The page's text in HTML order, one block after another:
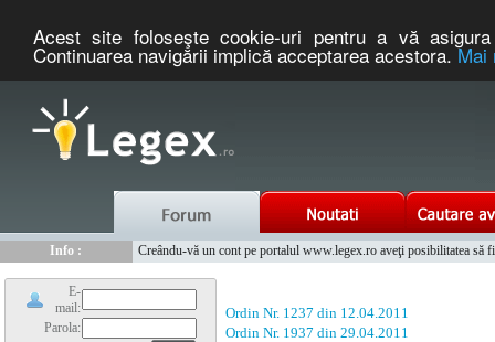
Acest site foloseşte cookie-uri pentru a vă
Continuarea navigării implică acceptarea acestora.Mai
Info :
Creându-vă un cont pe portalul www.legex.ro aveţi posibilitatea să
E-
mail:
Parola:
Ordin Nr. 1237 din 12.04.2011
Ordin Nr. 1937 din 29.04.2011